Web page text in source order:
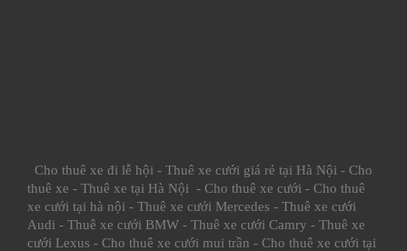
Cho thuê xe đi lễ hội - Thuê xe cưới giá rẻ tại Hà Nội - Cho
thuê xe - Thuê xe tại Hà Nội - Cho thuê xe cưới - Cho thuê
xe cưới tại hà nội - Thuê xe cưới Mercedes - Thuê xe cưới
Audi - Thuê xe cưới BMW - Thuê xe cưới Camry - Thuê xe
cưới Lexus - Cho thuê xe cưới mui trần - Cho thuê xe cưới tại